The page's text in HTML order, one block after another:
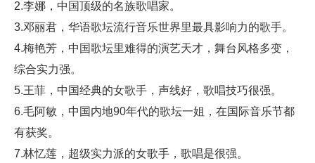
2.李娜，中国顶级的名族歌唱家。
3.邓丽君，华语歌坛流行音乐世界里最具影响力的歌手。
4.梅艳芳，中国歌坛里难得的演艺天才，舞台风格多变，
综合实力强。
5.王菲，中国经典的女歌手，声线好，歌唱技巧很强。
6.毛阿敏，中国内地90年代的歌坛一姐，在国际音乐节都
有获奖。
7.林忆莲，超级实力派的女歌手，歌唱是很强。